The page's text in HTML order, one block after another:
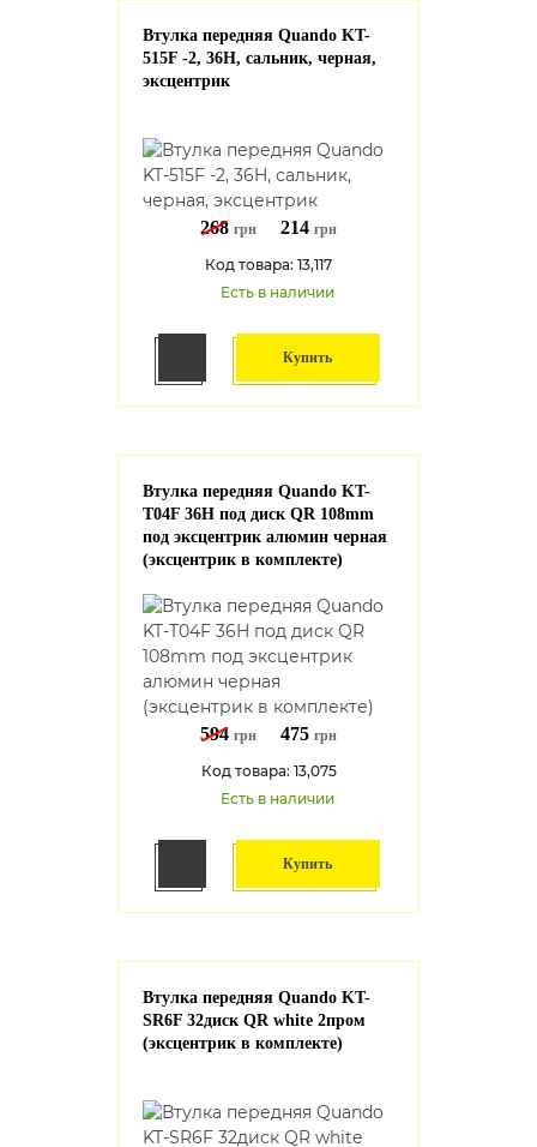
Втулка передняя Quando KT-
515F -2, 36H, сальник, черная,
эксцентрик
268 грн 214 грн
Код товара: 13,117
Есть в наличии
Купить
Втулка передняя Quando KT-
T04F 36H под диск QR 108mm
под эксцентрик алюмин черная
(эксцентрик в комплекте)
594 грн 475 грн
Код товара: 13,075
Есть в наличии
Купить
Втулка передняя Quando KT-
SR6F 32диск QR white 2пром
(эксцентрик в комплекте)